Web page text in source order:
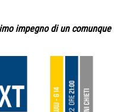
impegno di un comunque